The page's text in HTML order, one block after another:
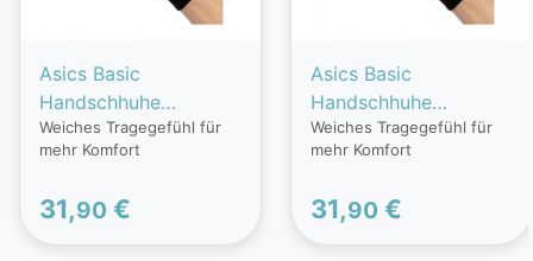
Asics Basic
Handschhuhe
Schwarz, Größe S
Weiches Tragegefühl für
mehr Komfort
31,90 €
Asics Basic
Handschhuhe
Schwarz, Größe M
Weiches Tragegefühl für
mehr Komfort
31,90 €